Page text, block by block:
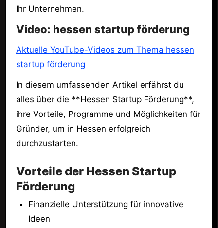
Ihr Unternehmen.
Video: hessen startup förderung
Aktuelle YouTube-Videos zum Thema hessen
startup förderung
In diesem umfassenden Artikel erfährst du
alles über die **Hessen Startup Förderung**,
ihre Vorteile, Programme und Möglichkeiten für
Gründer, um in Hessen erfolgreich
durchzustarten.
Vorteile der Hessen Startup
Förderung
Finanzielle Unterstützung für innovative
Ideen